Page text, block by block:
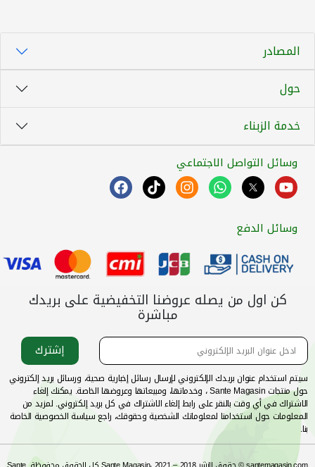
المصادر
حول
خدمة الزبناء
وسائل التواصل الاجتماعي
وسائل الدفع
كن اول من يصله عروضنا التخفيضية على بريدك
مباشرة
إشترك
سيتم استخدام عنوان بريدك الإلكتروني لإرسال رسائل إخبارية صحية، ورسائل بريد إلكتروني
حول منتجات Sante Magasin ، وخدماتها، ومبيعاتها وعروضها الخاصة. يمكنك إلغاء
الاشتراك في أي وقت بالنقر على رابط إلغاء الاشتراك في كل بريد إلكتروني. لمزيد من
المعلومات حول استخدامنا لمعلوماتك الشخصية وحقوقك، راجع سياسة الخصوصية الخاصة
بنا.